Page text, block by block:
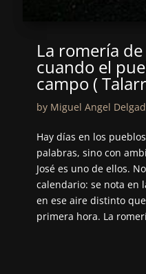
La romería de
cuando el
campo (
by Miguel Angel
Hay días en los
palabras, sino con
José es uno de ellos.
calendario: se nota en
en ese aire distinto
primera hora. La